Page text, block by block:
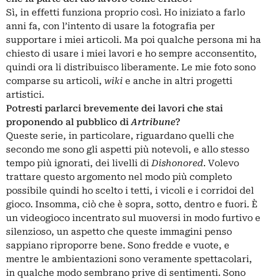
Sì, in effetti funziona proprio così. Ho iniziato a farlo
anni fa, con l’intento di usare la fotografia per
supportare i miei articoli. Ma poi qualche persona mi ha
chiesto di usare i miei lavori e ho sempre acconsentito,
quindi ora li distribuisco liberamente. Le mie foto sono
comparse su articoli, wiki e anche in altri progetti
artistici.
Potresti parlarci brevemente dei lavori che stai
proponendo al pubblico diArtribune?
Queste serie, in particolare, riguardano quelli che
secondo me sono gli aspetti più notevoli, e allo stesso
tempo più ignorati, dei livelli diDishonored. Volevo
trattare questo argomento nel modo più completo
possibile quindi ho scelto i tetti, i vicoli e i corridoi del
gioco. Insomma, ciò che è sopra, sotto, dentro e fuori. È
un videogioco incentrato sul muoversi in modo furtivo e
silenzioso, un aspetto che queste immagini penso
sappiano riproporre bene. Sono fredde e vuote, e
mentre le ambientazioni sono veramente spettacolari,
in qualche modo sembrano prive di sentimenti. Sono